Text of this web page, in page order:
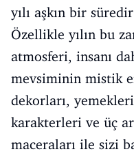
yılı aşkın bir
Özellikle yılın bu
atmosferi, insanı
mevsiminin mistik
dekorları,
karakterleri ve üç
maceraları ile sizi